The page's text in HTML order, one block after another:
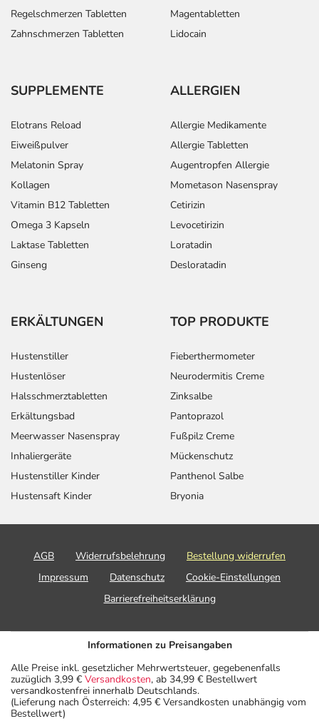
Regelschmerzen Tabletten
Zahnschmerzen Tabletten
Magentabletten
Lidocain
SUPPLEMENTE
Elotrans Reload
Eiweißpulver
Melatonin Spray
Kollagen
Vitamin B12 Tabletten
Omega 3 Kapseln
Laktase Tabletten
Ginseng
ALLERGIEN
Allergie Medikamente
Allergie Tabletten
Augentropfen Allergie
Mometason Nasenspray
Cetirizin
Levocetirizin
Loratadin
Desloratadin
ERKÄLTUNGEN
Hustenstiller
Hustenlöser
Halsschmerztabletten
Erkältungsbad
Meerwasser Nasenspray
Inhaliergeräte
Hustenstiller Kinder
Hustensaft Kinder
TOP PRODUKTE
Fieberthermometer
Neurodermitis Creme
Zinksalbe
Pantoprazol
Fußpilz Creme
Mückenschutz
Panthenol Salbe
Bryonia
AGB Widerrufsbelehrung
Bestellung widerrufen
Impressum
Datenschutz
Cookie-Einstellungen
Barrierefreiheitserklärung
Informationen zu Preisangaben
Alle Preise inkl. gesetzlicher Mehrwertsteuer, gegebenenfalls
zuzüglich 3,99 € Versandkosten, ab 34,99 € Bestellwert
versandkostenfrei innerhalb Deutschlands.
(Lieferung nach Österreich: 4,95 € Versandkosten unabhängig vom
Bestellwert)